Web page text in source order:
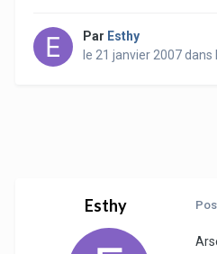
Par Esthy
le 21 janvier 2007dans
Esthy